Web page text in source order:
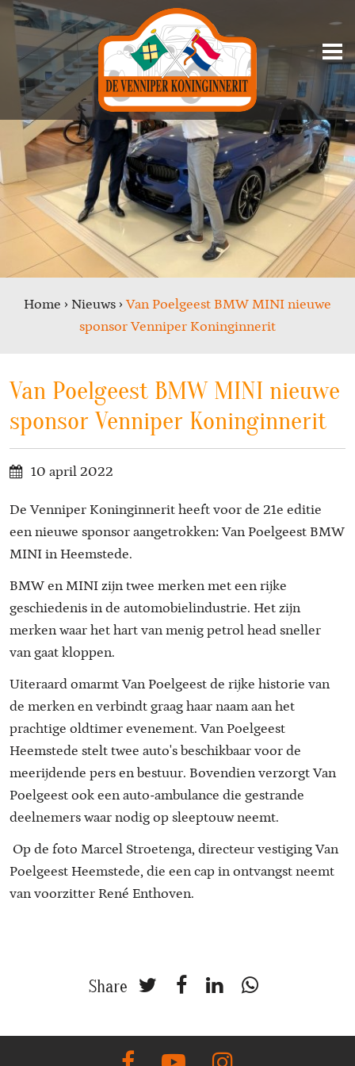
Home › Nieuws›Van Poelgeest BMW MINI nieuwe
sponsor Venniper Koninginnerit
Van Poelgeest BMW MINI nieuwe
sponsor Venniper Koninginnerit
10 april 2022
De Venniper Koninginnerit heeft voor de 21e editie
een nieuwe sponsor aangetrokken: Van Poelgeest BMW
MINI in Heemstede.
BMW en MINI zijn twee merken met een rijke
geschiedenis in de automobielindustrie. Het zijn
merken waar het hart van menig petrol head sneller
van gaat kloppen.
Uiteraard omarmt Van Poelgeest de rijke historie van
de merken en verbindt graag haar naam aan het
prachtige oldtimer evenement. Van Poelgeest
Heemstede stelt twee auto's beschikbaar voor de
meerijdende pers en bestuur. Bovendien verzorgt Van
Poelgeest ook een auto-ambulance die gestrande
deelnemers waar nodig op sleeptouw neemt.
Op de foto Marcel Stroetenga, directeur vestiging Van
Poelgeest Heemstede, die een cap in ontvangst neemt
van voorzitter René Enthoven.
Share